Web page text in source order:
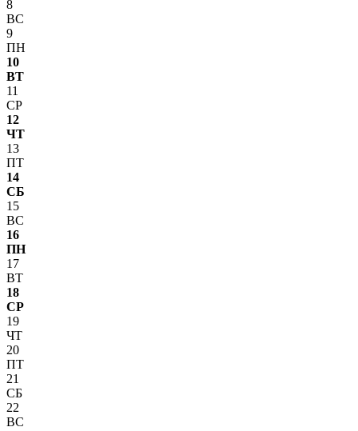
8
ВС
9
ПН
10
ВТ
11
СР
12
ЧТ
13
ПТ
14
СБ
15
ВС
16
ПН
17
ВТ
18
СР
19
ЧТ
20
ПТ
21
СБ
22
ВС